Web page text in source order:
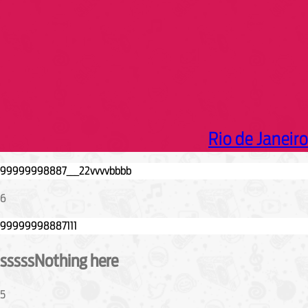
Rio de Janeiro
6
sssssNothing here
5